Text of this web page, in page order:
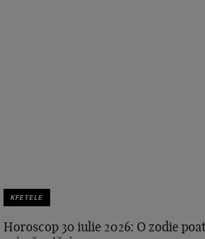
KFETELE
Horoscop 30 iulie 2026: O zodie